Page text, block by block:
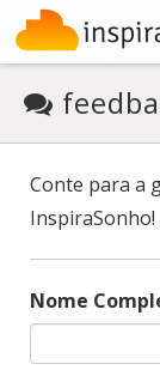
Conte para a
InspiraSonho!
Nome